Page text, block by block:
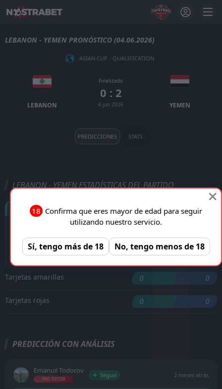
LEBANON - YEMEN PRONÓSTICO (04.06.2026)
ASIAN CUP - QUALIFICATION
LEBANON
Finalizado
0 : 2
4 jun 2026 YEMEN
PREDICCIONES STATS
LEBANON - YEMEN ESTADÍSTICAS DEL PARTIDO
Goles
N. Al Gahwashi '90 ︎
Tarjetas amarillas 0 0
Tarjetas rojas 0 0
PREDICCIÓN CON ANÁLISIS
Emanuil Todorov
PRO TIPSTER
Seguir 2 meses atrás
18 Confirma que eres mayor de edad para seguir
utilizando nuestro servicio.
Sí, tengo más de 18 No, tengo menos de 18